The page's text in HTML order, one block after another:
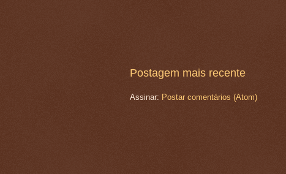
Postagem mais recente
Assinar: Postar comentários (Atom)